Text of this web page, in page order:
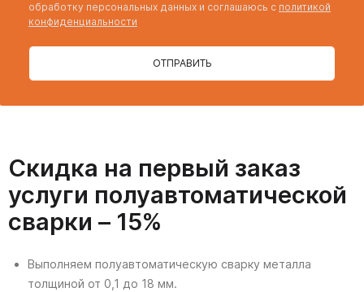
обработку персональных данных и соглашаюсь с политикой
конфиденциальности
ОТПРАВИТЬ
Скидка на первый заказ
услуги полуавтоматической
сварки – 15%
Выполняем полуавтоматическую сварку металла
толщиной от 0,1 до 18 мм.